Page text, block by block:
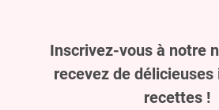
Inscrivez-vous à notre
recevez de
recettes !